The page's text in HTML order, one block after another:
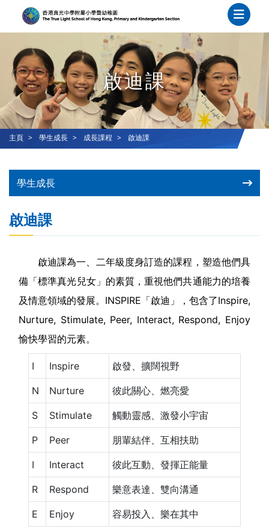
啟迪課
主頁 學生成長 成長課程 啟迪課
學生成長
啟迪課
啟迪課為一、二年級度身訂造的課程，塑造他們具
備「標準真光兒女」的素質，重視他們共通能力的培養
及情意領域的發展。INSPIRE「啟迪」，包含了Inspire,
Nurture, Stimulate, Peer, Interact, Respond, Enjoy
愉快學習的元素。
I Inspire 啟發、擴闊視野
N Nurture 彼此關心、燃亮愛
S Stimulate 觸動靈感、激發小宇宙
P Peer 朋輩結伴、互相扶助
I Interact 彼此互動、發揮正能量
R Respond 樂意表達、雙向溝通
E Enjoy 容易投入、樂在其中